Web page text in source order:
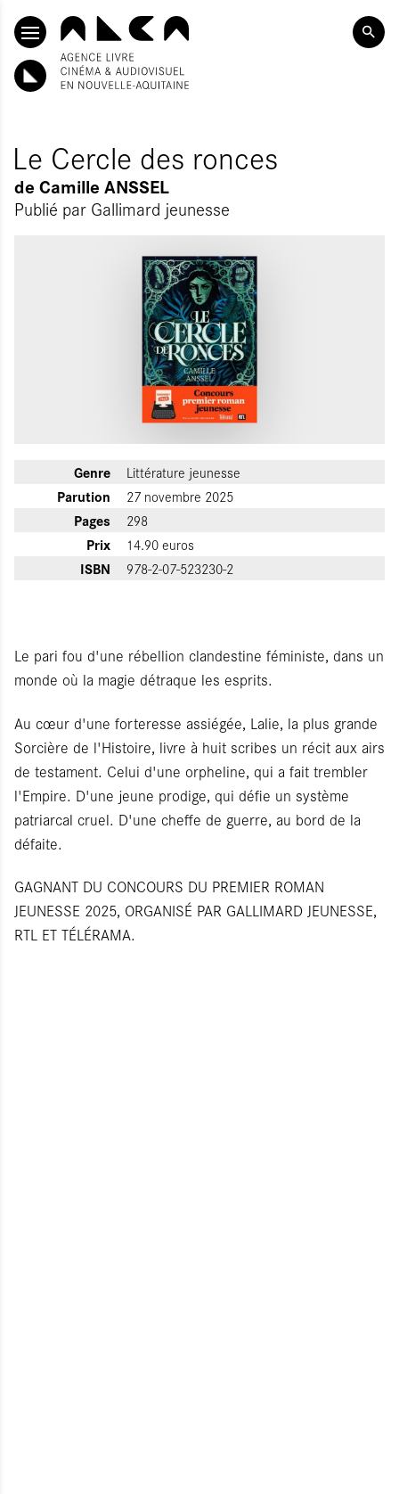
ALLER AU CONTENU PRINCIPAL
Le Cercle des ronces
de Camille ANSSEL
Publié par Gallimard jeunesse
Genre Littérature jeunesse
Parution 27 novembre 2025
Pages 298
Prix 14.90 euros
ISBN 978-2-07-523230-2
Le pari fou d'une rébellion clandestine féministe, dans un
monde où la magie détraque les esprits.
Au cœur d'une forteresse assiégée, Lalie, la plus grande
Sorcière de l'Histoire, livre à huit scribes un récit aux airs
de testament. Celui d'une orpheline, qui a fait trembler
l'Empire. D'une jeune prodige, qui défie un système
patriarcal cruel. D'une cheffe de guerre, au bord de la
défaite.
GAGNANT DU CONCOURS DU PREMIER ROMAN
JEUNESSE 2025, ORGANISÉ PAR GALLIMARD JEUNESSE,
RTL ET TÉLÉRAMA.